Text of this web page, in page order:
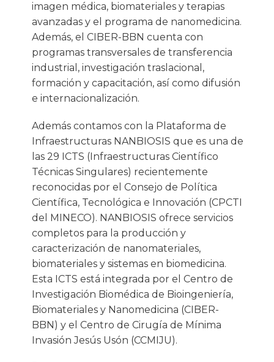
imagen médica, biomateriales y terapias
avanzadas y el programa de nanomedicina.
Además, el CIBER-BBN cuenta con
programas transversales de transferencia
industrial, investigación traslacional,
formación y capacitación, así como difusión
e internacionalización.
Además contamos con la Plataforma de
Infraestructuras NANBIOSIS que es una de
las 29 ICTS (Infraestructuras Científico
Técnicas Singulares) recientemente
reconocidas por el Consejo de Política
Científica, Tecnológica e Innovación (CPCTI
del MINECO). NANBIOSIS ofrece servicios
completos para la producción y
caracterización de nanomateriales,
biomateriales y sistemas en biomedicina.
Esta ICTS está integrada por el Centro de
Investigación Biomédica de Bioingeniería,
Biomateriales y Nanomedicina (CIBER-
BBN) y el Centro de Cirugía de Mínima
Invasión Jesús Usón (CCMIJU).